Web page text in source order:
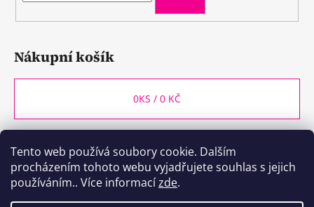
Tento web používá soubory cookie. Dalším
procházením tohoto webu vyjadřujete souhlas s jejich
používáním.. Více informacízde.
Nákupní košík
0KS / 0 KČ
WineBox CB Kozlovna CB Plzeňka CB